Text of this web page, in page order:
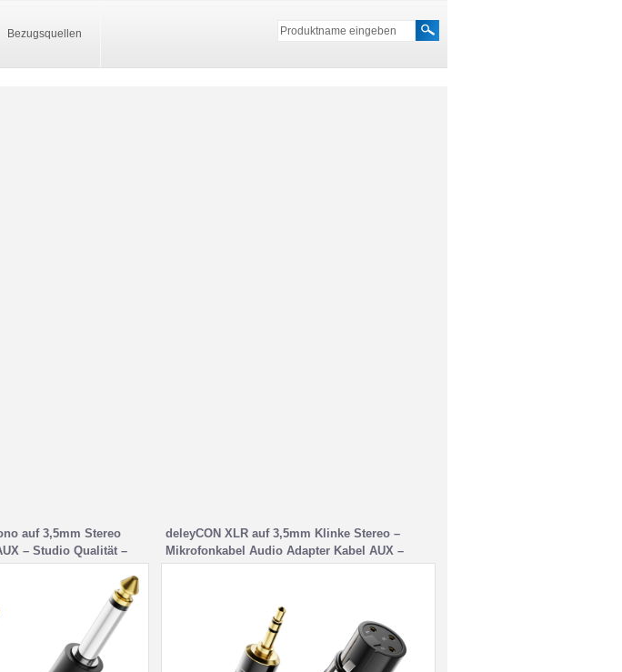
Bezugsquellen
auf 3,5mm Stereo
– Studio Qualität –
(AWG24) – Für E-
deleyCON XLR auf 3,5mm Klinke Stereo –
Mikrofonkabel Audio Adapter Kabel AUX –
Studio Qualität – aus reinem OFC Kupfer